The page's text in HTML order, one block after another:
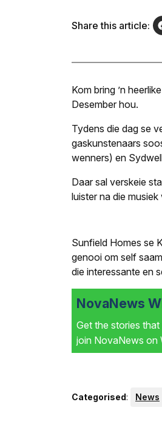
Share this article:
Kom bring ’n
Desember hou.
Tydens die dag se
gaskunste­naars
wenners) en
Daar sal verskeie
luister na die
Sunfield Homes se
genooi om self
die interessante en
NovaNews
Get the stories
join NovaNews on
Categorised: News